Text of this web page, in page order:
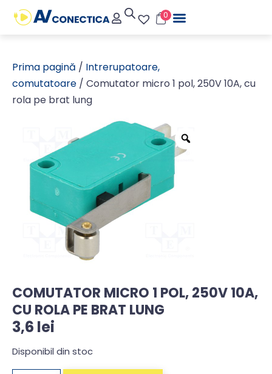
0
Prima pagină / Intrerupatoare,
comutatoare / Comutator micro 1 pol, 250V 10A, cu
rola pe brat lung
COMUTATOR MICRO 1 POL, 250V 10A,
CU ROLA PE BRAT LUNG
3,6 lei
Disponibil din stoc